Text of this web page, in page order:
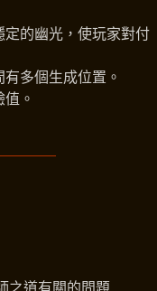
定的幽光，使玩家對付
多個生成位置。
。